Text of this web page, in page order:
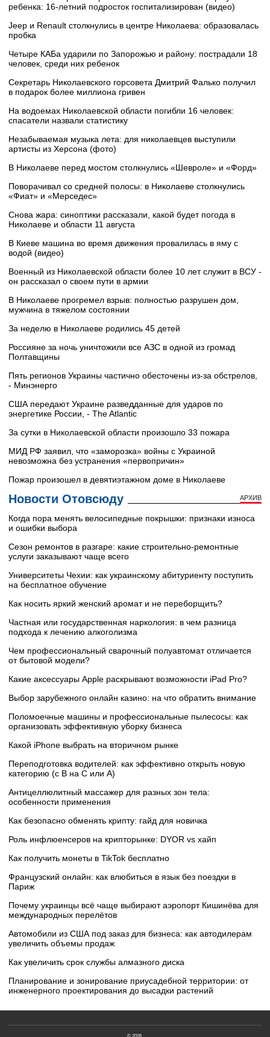
ребенка: 16-летний подросток госпитализирован (видео)
Jeep и Renault столкнулись в центре Николаева: образовалась
пробка
Четыре КАБа ударили по Запорожью и району: пострадали 18
человек, среди них ребенок
Секретарь Николаевского горсовета Дмитрий Фалько получил
в подарок более миллиона гривен
На водоемах Николаевской области погибли 16 человек:
спасатели назвали статистику
Незабываемая музыка лета: для николаевцев выступили
артисты из Херсона (фото)
В Николаеве перед мостом столкнулись «Шевроле» и «Форд»
Поворачивал со средней полосы: в Николаеве столкнулись
«Фиат» и «Мерседес»
Снова жара: синоптики рассказали, какой будет погода в
Николаеве и области 11 августа
В Киеве машина во время движения провалилась в яму с
водой (видео)
Военный из Николаевской области более 10 лет служит в ВСУ -
он рассказал о своем пути в армии
В Николаеве прогремел взрыв: полностью разрушен дом,
мужчина в тяжелом состоянии
За неделю в Николаеве родились 45 детей
Россияне за ночь уничтожили все АЗС в одной из громад
Полтавщины
Пять регионов Украины частично обесточены из-за обстрелов,
- Минэнерго
США передают Украине разведданные для ударов по
энергетике России, - The Atlantic
За сутки в Николаевской области произошло 33 пожара
МИД РФ заявил, что «заморозка» войны с Украиной
невозможна без устранения «первопричин»
Пожар произошел в девятиэтажном доме в Николаеве
Новости Отовсюду АРХИВ
Когда пора менять велосипедные покрышки: признаки износа
и ошибки выбора
Сезон ремонтов в разгаре: какие строительно-ремонтные
услуги заказывают чаще всего
Университеты Чехии: как украинскому абитуриенту поступить
на бесплатное обучение
Как носить яркий женский аромат и не переборщить?
Частная или государственная наркология: в чем разница
подхода к лечению алкоголизма
Чем профессиональный сварочный полуавтомат отличается
от бытовой модели?
Какие аксессуары Apple раскрывают возможности iPad Pro?
Выбор зарубежного онлайн казино: на что обратить внимание
Поломоечные машины и профессиональные пылесосы: как
организовать эффективную уборку бизнеса
Какой iPhone выбрать на вторичном рынке
Переподготовка водителей: как эффективно открыть новую
категорию (с B на C или А)
Антицеллюлитный массажер для разных зон тела:
особенности применения
Как безопасно обменять крипту: гайд для новичка
Роль инфлюенсеров на крипторынке: DYOR vs хайп
Как получить монеты в TikTok бесплатно
Французский онлайн: как влюбиться в язык без поездки в
Париж
Почему украинцы всё чаще выбирают аэропорт Кишинёва для
международных перелётов
Автомобили из США под заказ для бизнеса: как автодилерам
увеличить объемы продаж
Как увеличить срок службы алмазного диска
Планирование и зонирование приусадебной территории: от
инженерного проектирования до высадки растений